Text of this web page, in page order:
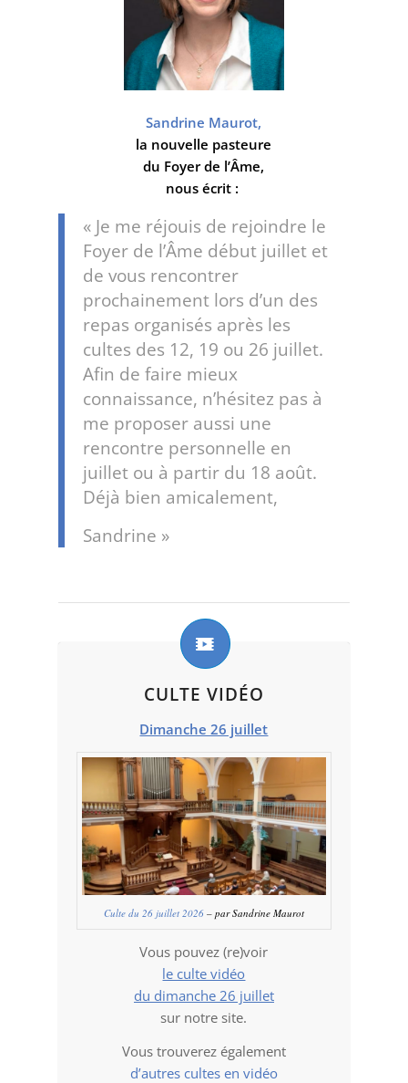
Sandrine Maurot,
la nouvelle pasteure
du Foyer de l’Âme,
nous écrit :
« Je me réjouis de rejoindre le
Foyer de l’Âme début juillet et
de vous rencontrer
prochainement lors d’un des
repas organisés après les
cultes des 12, 19 ou 26 juillet.
Afin de faire mieux
connaissance, n’hésitez pas à
me proposer aussi une
rencontre personnelle en
juillet ou à partir du 18 août.
Déjà bien amicalement,
Sandrine »
CULTE VIDÉO
Dimanche 26 juillet
Culte du 26 juillet 2026– par Sandrine Maurot
Vous pouvez (re)voir
le culte vidéo
du dimanche 26 juillet
sur notre site.
Vous trouverez également
d’autres cultes en vidéo